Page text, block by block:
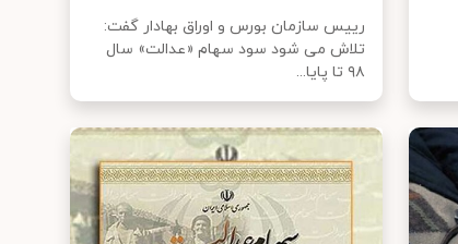
رییس سازمان بورس و اوراق بهادار گفت:
تلاش می شود سود سهام «عدالت» سال
۹۸ تا پایا...